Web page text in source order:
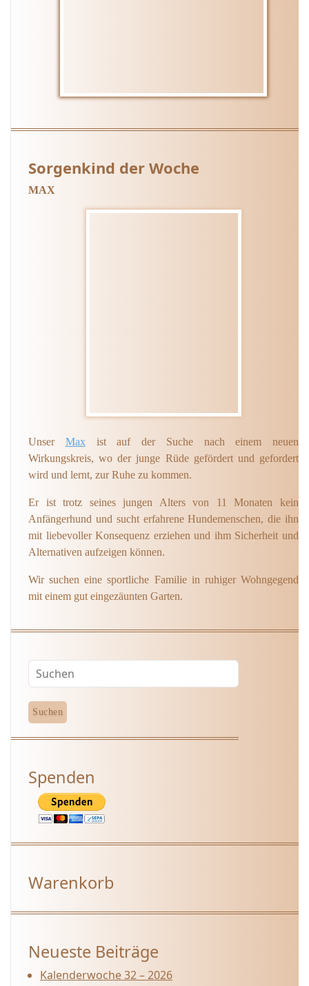
Sorgenkind der Woche
MAX
Unser Maxist auf der Suche nach einem neuen
Wirkungskreis, wo der junge Rüde gefördert und gefordert
wird und lernt, zur Ruhe zu kommen.
Er ist trotz seines jungen Alters von 11 Monaten kein
Anfängerhund und sucht erfahrene Hundemenschen, die ihn
mit liebevoller Konsequenz erziehen und ihm Sicherheit und
Alternativen aufzeigen können.
Wir suchen eine sportliche Familie in ruhiger Wohngegend
mit einem gut eingezäunten Garten.
Spenden
Warenkorb
Neueste Beiträge
Kalenderwoche 32 – 2026